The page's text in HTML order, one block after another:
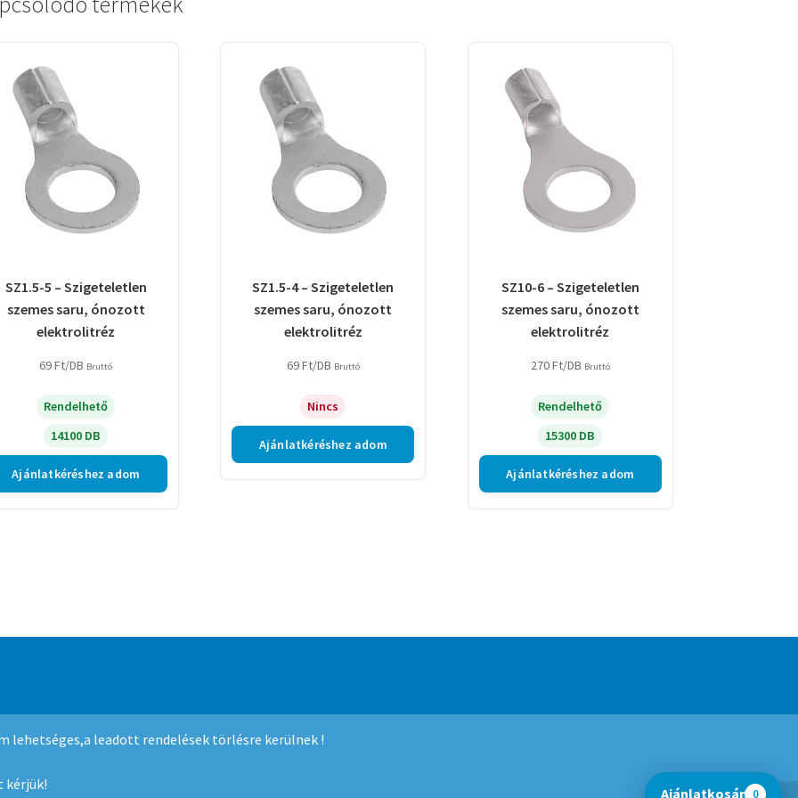
lehetséges,a leadott rendelések törlésre kerülnek !
kérjük!
SZ1.5-5 – Szigeteletlen
szemes saru, ónozott
elektrolitréz
69Ft/DB Bruttó
Rendelhető
14100 DB
Ajánlatkéréshez adom
SZ1.5-4 – Szigeteletlen
szemes saru, ónozott
elektrolitréz
69Ft/DB Bruttó
Nincs
Ajánlatkéréshez adom
SZ10-6 – Szigeteletlen
szemes saru, ónozott
elektrolitréz
270Ft/DB Bruttó
Rendelhető
15300 DB
Ajánlatkéréshez adom
Ajánlatkosár 0